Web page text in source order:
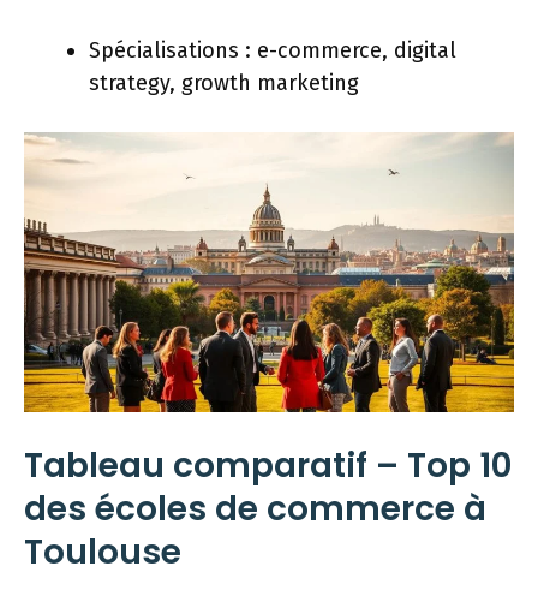
Spécialisations : e-commerce, digital
strategy, growth marketing
Tableau comparatif – Top 10
des écoles de commerce à
Toulouse